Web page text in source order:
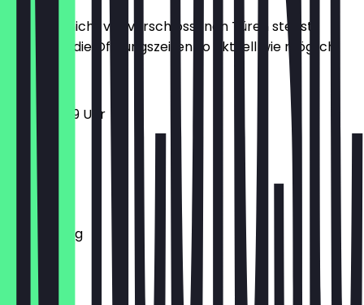
Damit du nicht vor verschlossenen Türen stehst,
halten wir die Öffnungszeiten so aktuell wie möglich.
11:00 - 23:59 Uhr
Montag
Dienstag
Mittwoch
Donnerstag
Freitag
Samstag
Sonntag